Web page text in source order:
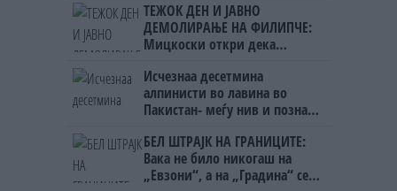
ТЕЖОК ДЕН И ЈАВНО
ДЕМОЛИРАЊЕ НА ФИЛИПЧЕ:
Мицкоски откри дека
ништо, освен за кеш
Исчезнаа десетмина
алпинисти во лавина во
Пакистан- меѓу нив и познат
БЕЛ ШТРАЈК НА ГРАНИЦИТЕ:
Вака не било никогаш на
„Евзони“, а на „Градина“ се